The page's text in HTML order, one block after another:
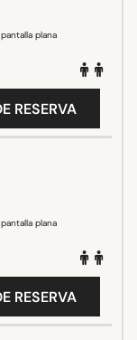
plana
RESERVA
plana
RESERVA